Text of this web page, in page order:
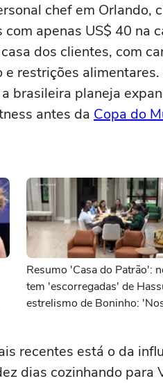
chef em Orlando,
com apenas US$ 40 na
dos clientes, com
e restrições
brasileira planeja
antes da Copa do
Resumo 'Casa do Patrão':
tem 'escorregadas' de
estrelismo de Boninho:
recentes está o da
dias cozinhando